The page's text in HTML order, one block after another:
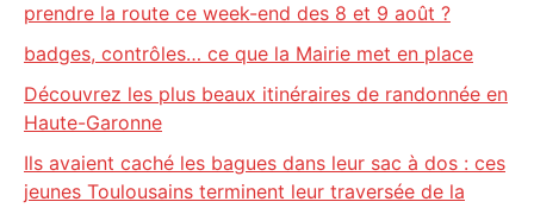
prendre la route ce week-end des 8 et 9 août ?
badges, contrôles… ce que la Mairie met en place
Découvrez les plus beaux itinéraires de randonnée en
Haute-Garonne
Ils avaient caché les bagues dans leur sac à dos : ces
jeunes Toulousains terminent leur traversée de la